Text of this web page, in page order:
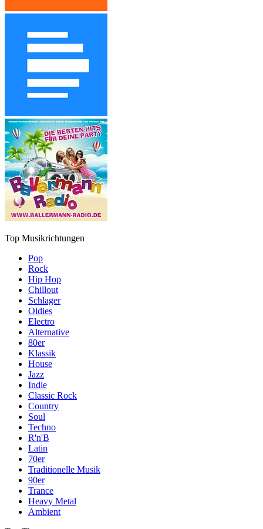
Top Musikrichtungen
Pop
Rock
Hip Hop
Chillout
Schlager
Oldies
Electro
Alternative
80er
Klassik
House
Jazz
Indie
Classic Rock
Country
Soul
Techno
R'n'B
Latin
70er
Traditionelle Musik
90er
Trance
Heavy Metal
Ambient